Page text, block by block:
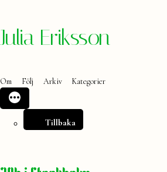
Hoppa
Julia Eriksson
Om Följ Arkiv Kategorier
Tillbaka